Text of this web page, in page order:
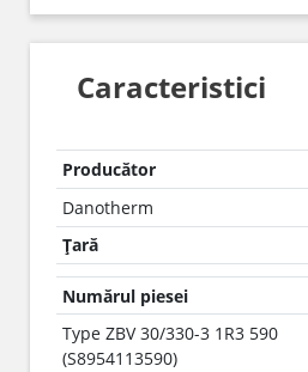
Caracteristici
Producător
Danotherm
Țară
Numărul piesei
Type ZBV 30/330-3 1R3 590
(S8954113590)